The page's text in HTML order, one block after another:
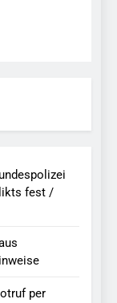
fest /
per